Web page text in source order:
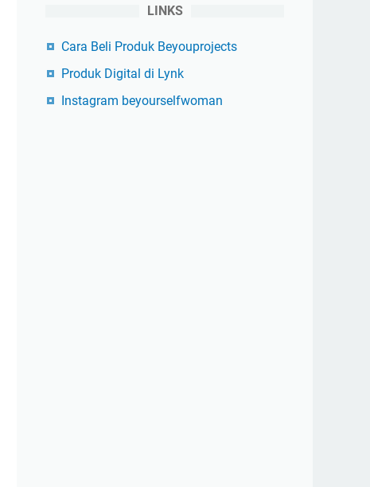
LINKS
Cara Beli Produk Beyouprojects
Produk Digital di Lynk
Instagram beyourselfwoman